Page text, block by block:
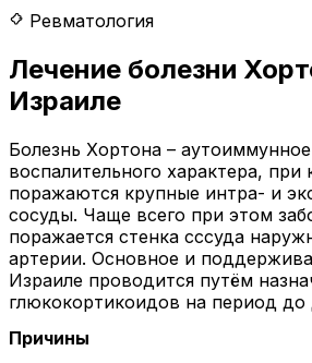
Ревматология
Лечение болезни
Израиле
Болезнь Хортона –
воспалительного характера, при
поражаются крупные интра- и
сосуды. Чаще всего при этом
поражается стенка сссуда
артерии. Основное и
Израиле проводится путём
глюкокортикоидов на период до
Причины